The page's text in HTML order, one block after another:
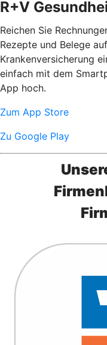
R+V
Reichen Sie
Rezepte und Belege
Krankenversicherung
einfach mit dem
App hoch.
Zum App Store
Zu Google Play